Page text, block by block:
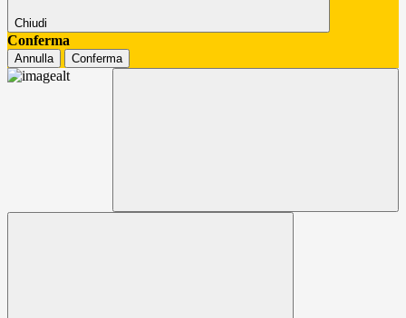
Chiudi
Conferma
Annulla Conferma